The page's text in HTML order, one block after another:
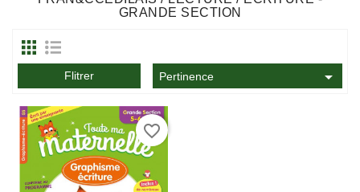
Consommables
Dictionnaires
Encyclopédies
Documentation
Entreprise,économie
GRANDE SECTION
Flitrer Pertinence 
favorite_border